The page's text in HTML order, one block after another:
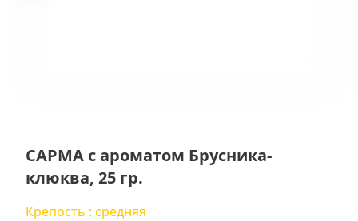
САРМА с ароматом Брусника-
клюква, 25 гр.
Крепость : средняя